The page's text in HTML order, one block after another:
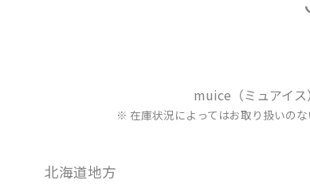
muice（ミュアイス
※ 在庫状況によってはお取り扱いの
北海道地方